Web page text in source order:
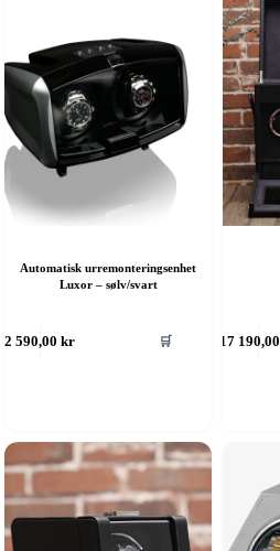
Automatisk urremonteringsenhet
Luxor – sølv/svart
2 590,00kr 🛒 17 190,00